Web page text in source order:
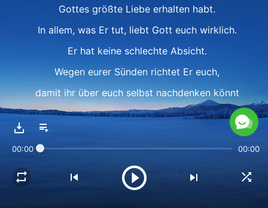
Gottes größte Liebe erhalten habt.
In allem, was Er tut, liebt Gott euch wirklich.
Er hat keine schlechte Absicht.
Wegen eurer Sünden richtet Er euch,
damit ihr über euch selbst nachdenken könnt
und diese enorme Rettung empfangt.
Von Anfang bis Ende
00:00 00:00